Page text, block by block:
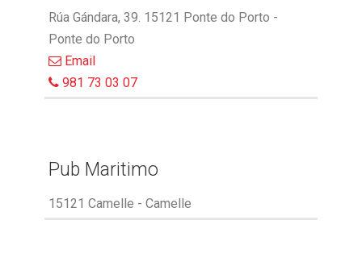
Rúa Gándara, 39. 15121 Ponte do Porto -
Ponte do Porto
Email
981 73 03 07
Pub Maritimo
15121 Camelle - Camelle